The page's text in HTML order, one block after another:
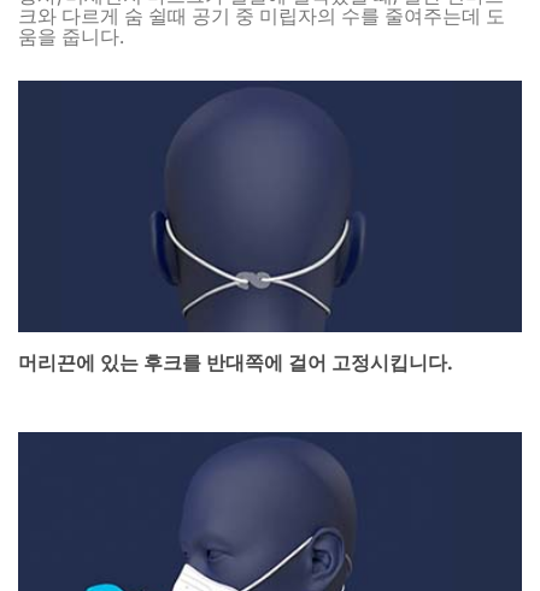
크와 다르게 숨 쉴때 공기 중 미립자의 수를 줄여주는데 도
움을 줍니다.
머리끈에 있는 후크를 반대쪽에 걸어 고정시킵니다.